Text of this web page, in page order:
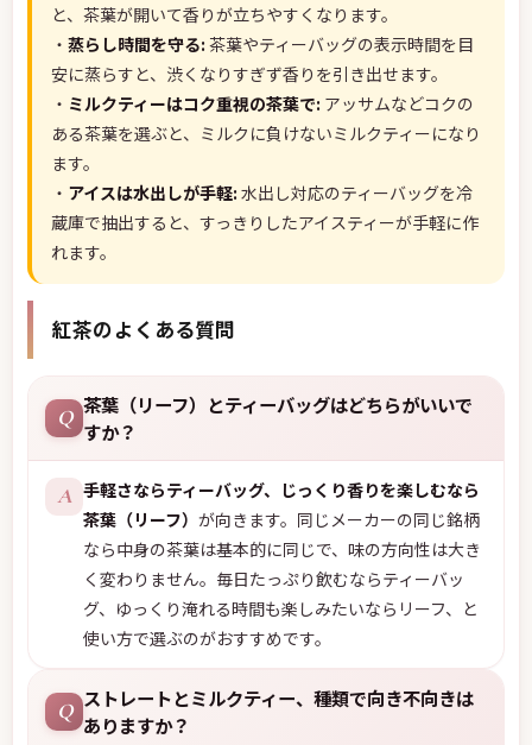
と、茶葉が開いて香りが立ちやすくなります。
・ 蒸らし時間を守る: 茶葉やティーバッグの表示時間を目
安に蒸らすと、渋くなりすぎず香りを引き出せます。
・ ミルクティーはコク重視の茶葉で: アッサムなどコクの
ある茶葉を選ぶと、ミルクに負けないミルクティーになり
ます。
・ アイスは水出しが手軽: 水出し対応のティーバッグを冷
蔵庫で抽出すると、すっきりしたアイスティーが手軽に作
れます。
紅茶のよくある質問
Q
茶葉（リーフ）とティーバッグはどちらがいいで
すか？
A 手軽さならティーバッグ、じっくり香りを楽しむなら
茶葉（リーフ） が向きます。同じメーカーの同じ銘柄
なら中身の茶葉は基本的に同じで、味の方向性は大き
く変わりません。毎日たっぷり飲むならティーバッ
グ、ゆっくり淹れる時間も楽しみたいならリーフ、と
使い方で選ぶのがおすすめです。
Q
ストレートとミルクティー、種類で向き不向きは
ありますか？